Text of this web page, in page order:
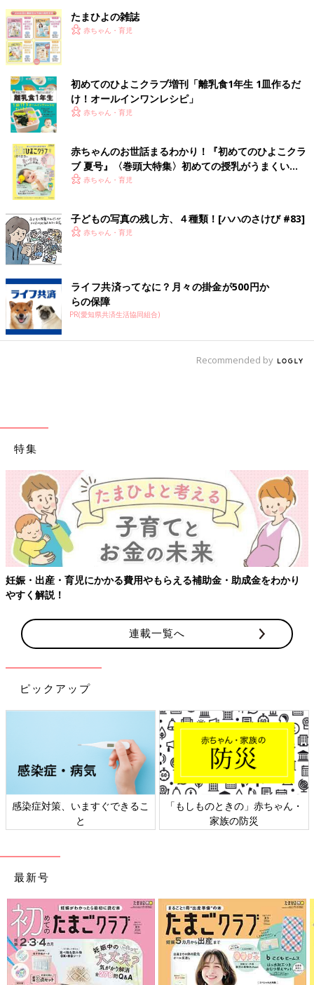
たまひよの雑誌
赤ちゃん・育児
初めてのひよこクラブ増刊「離乳食1年生 1皿作るだ
け！オールインワン​レシピ」
赤ちゃん・育児
赤ちゃんのお世話まるわかり！『初めてのひよこクラ
ブ 夏号』〈巻頭大特集〉初めての授乳がうまくい
く！ おっぱい・ミルクの基本と夏のトラブル 解決テ
赤ちゃん・育児
子どもの写真の残し方、４種類！[ハハのさけび #83]
赤ちゃん・育児
ライフ共済ってなに？月々の掛金が500円か
らの保障
PR(愛知県共済生活協同組合)
Recommended by
特集
【ワクチン接種できるものも】妊婦の感染症対策、知っておいて！
連載一覧へ
ピックアップ
日本外来小児科学会リーフレッ
ト検討会
六星占術 細木かおりさんの人生
相談
最新号